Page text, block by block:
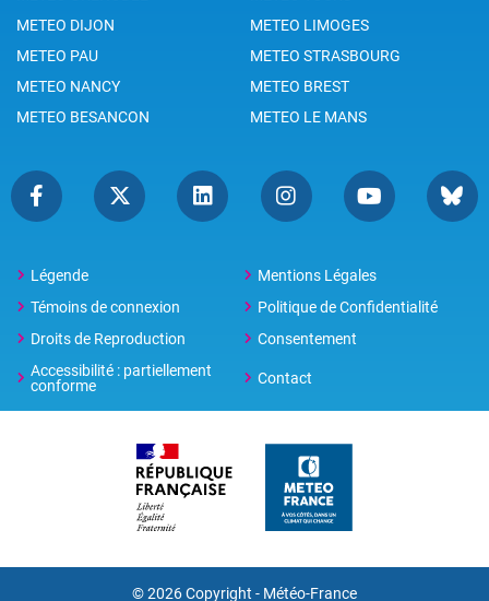
METEO DIJON
METEO LIMOGES
METEO PAU
METEO STRASBOURG
METEO NANCY
METEO BREST
METEO BESANCON
METEO LE MANS
Légende
Mentions Légales
Témoins de connexion
Politique de Confidentialité
Droits de Reproduction
Consentement
Accessibilité : partiellement
conforme
Contact
© 2026 Copyright - Météo-France